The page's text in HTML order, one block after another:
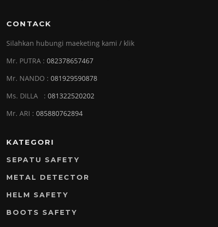
CONTACK
Silahkan hubungi maeketing kami / klik
Mr. PUTRA :082378657467
Mr. NANDO :081929590878
Ms. DILLA :081322520202
Mr. ARI :085880762894
KATEGORI
SEPATU SAFETY
METAL DETECTOR
HELM SAFETY
BOOTS SAFETY